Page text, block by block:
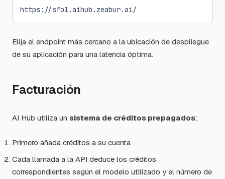
https://sfo1.aihub.zeabur.ai/
Elija el endpoint más cercano a la ubicación de despliegue
de su aplicación para una latencia óptima.
Facturación
AI Hub utiliza un sistema de créditos prepagados:
Primero añada créditos a su cuenta
Cada llamada a la API deduce los créditos
correspondientes según el modelo utilizado y el número de